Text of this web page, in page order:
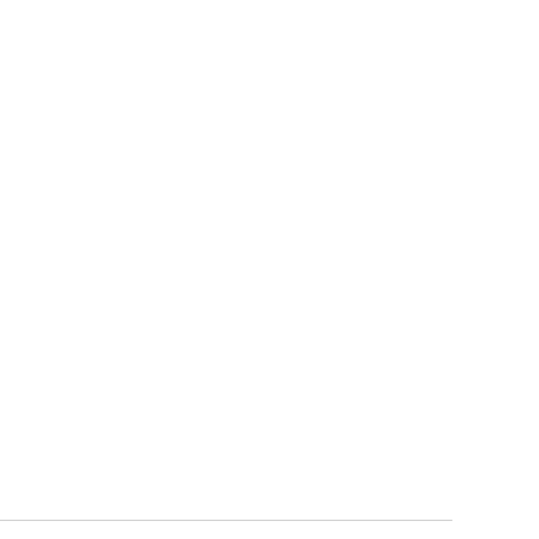
a marca Baker's Secret foi fundada em 1972 e se consolidou